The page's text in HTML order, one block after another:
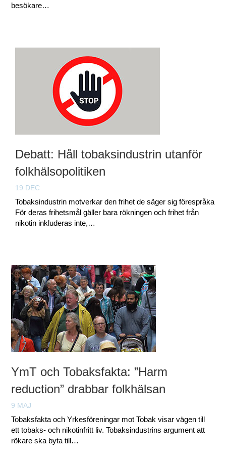
besökare…
Debatt: Håll tobaksindustrin utanför
folkhälsopolitiken
19 DEC
Tobaksindustrin motverkar den frihet de säger sig förespråka.
För deras frihetsmål gäller bara rökningen och frihet från
nikotin inkluderas inte,…
YmT och Tobaksfakta: ”Harm
reduction” drabbar folkhälsan
9 MAJ
Tobaksfakta och Yrkesföreningar mot Tobak visar vägen till
ett tobaks- och nikotinfritt liv. Tobaksindustrins argument att
rökare ska byta till…